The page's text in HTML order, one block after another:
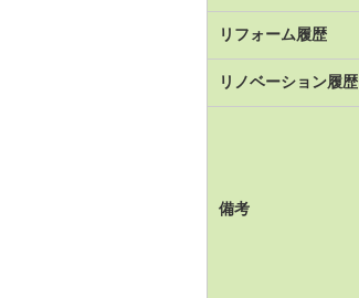
リフォーム履歴
リノベーション履歴
備考